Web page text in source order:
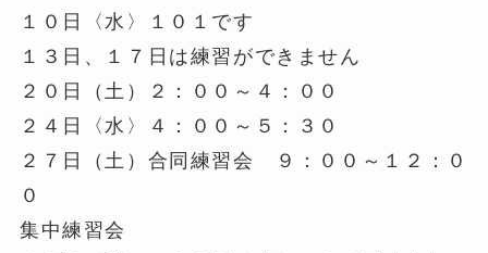
１０日〈水〉１０１です
１３日、１７日は練習ができません
２０日（土）２：００～４：００
２４日〈水〉４：００～５：３０
２７日（土）合同練習会 ９：００～１２：０
０
集中練習会